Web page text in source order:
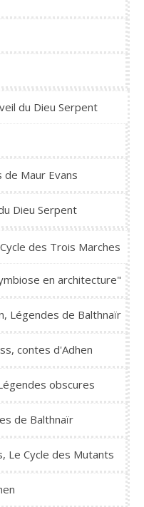
du Dieu Serpent
Maur Evans
Dieu Serpent
des Trois Marches
en architecture"
Légendes de Balthnaïr
contes d'Adhen
obscures
de Balthnaïr
Le Cycle des Mutants